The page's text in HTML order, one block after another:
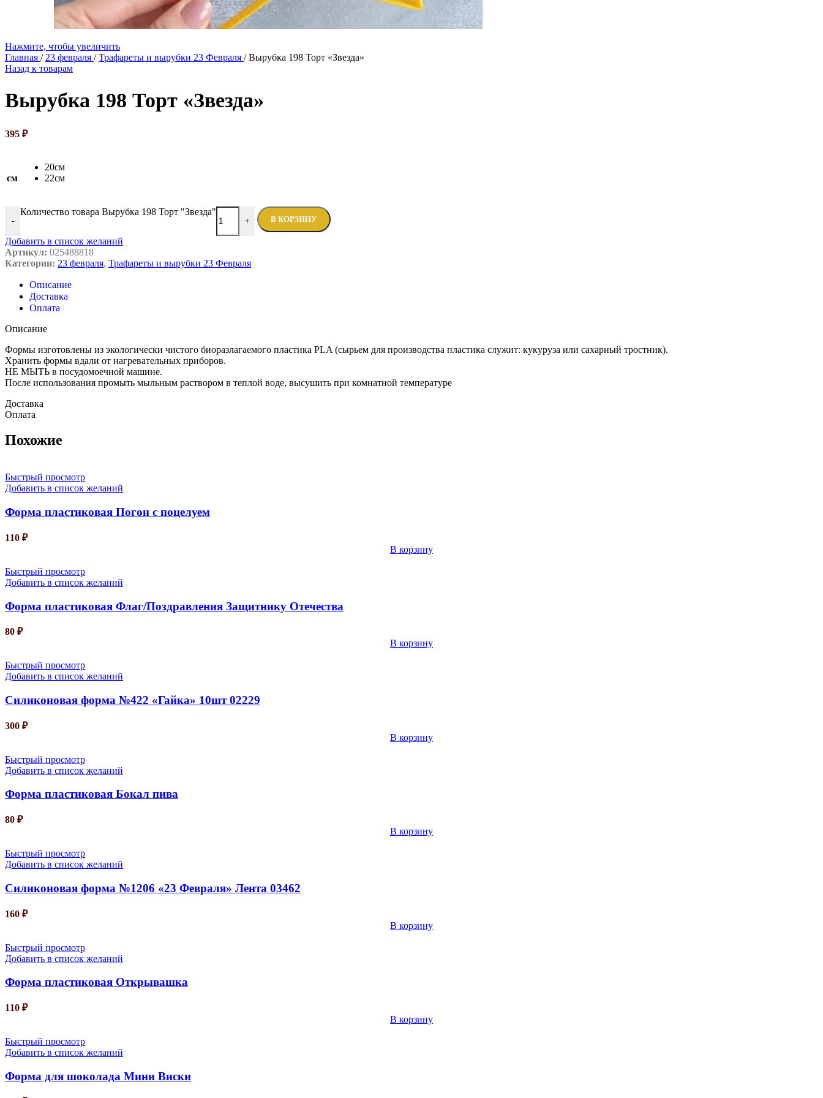
Нажмите, чтобы увеличить
Главная / 23 февраля / Трафареты и вырубки 23 Февраля / Вырубка 198 Торт «Звезда»
Назад к товарам
Вырубка 198 Торт «Звезда»
395 ₽
см
20см
22см
-
Количество товара Вырубка 198 Торт "Звезда"
+ В КОРЗИНУ
Добавить в список желаний
Артикул: 025488818
Категории: 23 февраля, Трафареты и вырубки 23 Февраля
Описание
Доставка
Оплата
Описание
Формы изготовлены из экологически чистого биоразлагаемого пластика PLA (сырьем для производства пластика служит: кукуруза или сахарный тростник).
Хранить формы вдали от нагревательных приборов.
НЕ МЫТЬ в посудомоечной машине.
После использования промыть мыльным раствором в теплой воде, высушить при комнатной температуре
Доставка
Оплата
Похожие
Быстрый просмотр
Добавить в список желаний
Форма пластиковая Погон с поцелуем
110 ₽
В корзину
Быстрый просмотр
Добавить в список желаний
Форма пластиковая Флаг/Поздравления Защитнику Отечества
80 ₽
В корзину
Быстрый просмотр
Добавить в список желаний
Силиконовая форма №422 «Гайка» 10шт 02229
300 ₽
В корзину
Быстрый просмотр
Добавить в список желаний
Форма пластиковая Бокал пива
80 ₽
В корзину
Быстрый просмотр
Добавить в список желаний
Силиконовая форма №1206 «23 Февраля» Лента 03462
160 ₽
В корзину
Быстрый просмотр
Добавить в список желаний
Форма пластиковая Открывашка
110 ₽
В корзину
Быстрый просмотр
Добавить в список желаний
Форма для шоколада Мини Виски